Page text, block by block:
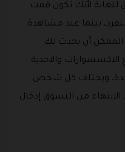
للغاية لأنك تكون قمت
بينما عند مشاهدة
الممكن أن يحدث لك
والاحذية
ويختلف كل شخص
الانتهاء من التسوق إدخال